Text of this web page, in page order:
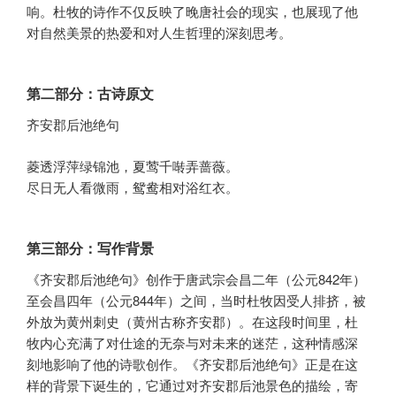
响。杜牧的诗作不仅反映了晚唐社会的现实，也展现了他
对自然美景的热爱和对人生哲理的深刻思考。
第二部分：古诗原文
齐安郡后池绝句
菱透浮萍绿锦池，夏莺千啭弄蔷薇。
尽日无人看微雨，鸳鸯相对浴红衣。
第三部分：写作背景
《齐安郡后池绝句》创作于唐武宗会昌二年（公元842年）
至会昌四年（公元844年）之间，当时杜牧因受人排挤，被
外放为黄州刺史（黄州古称齐安郡）。在这段时间里，杜
牧内心充满了对仕途的无奈与对未来的迷茫，这种情感深
刻地影响了他的诗歌创作。《齐安郡后池绝句》正是在这
样的背景下诞生的，它通过对齐安郡后池景色的描绘，寄